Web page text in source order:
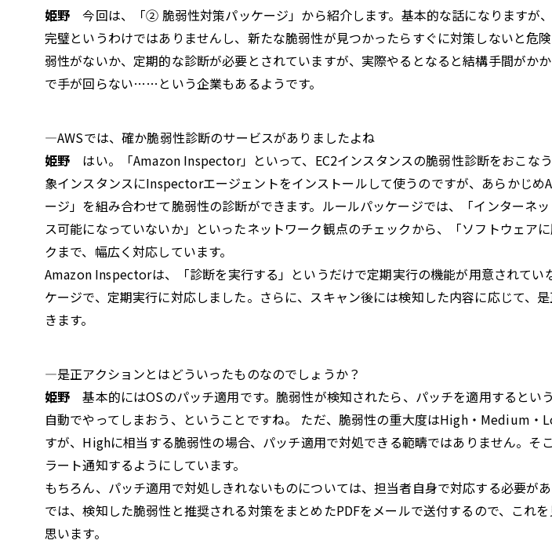
姫野 今回は、「② 脆弱性対策パッケージ」から紹介します。基本的な話になりますが
完璧というわけではありませんし、新たな脆弱性が見つかったらすぐに対策しないと危
弱性がないか、定期的な診断が必要とされていますが、実際やるとなると結構手間がか
で手が回らない……という企業もあるようです。
—AWSでは、確か脆弱性診断のサービスがありましたよね
姫野 はい。「Amazon Inspector」といって、EC2インスタンスの脆弱性診断をおこな
象インスタンスにInspectorエージェントをインストールして使うのですが、あらかじめ
ージ」を組み合わせて脆弱性の診断ができます。ルールパッケージでは、「インターネ
ス可能になっていないか」といったネットワーク観点のチェックから、「ソフトウェア
クまで、幅広く対応しています。
Amazon Inspectorは、「診断を実行する」というだけで定期実行の機能が用意されてい
ケージで、定期実行に対応しました。さらに、スキャン後には検知した内容に応じて、
きます。
—是正アクションとはどういったものなのでしょうか？
姫野 基本的にはOSのパッチ適用です。脆弱性が検知されたら、パッチを適用するとい
自動でやってしまおう、ということですね。 ただ、脆弱性の重大度はHigh・Medium・
すが、Highに相当する脆弱性の場合、パッチ適用で対処できる範疇ではありません。そ
ラート通知するようにしています。
もちろん、パッチ適用で対処しきれないものについては、担当者自身で対応する必要が
では、検知した脆弱性と推奨される対策をまとめたPDFをメールで送付するので、これ
思います。